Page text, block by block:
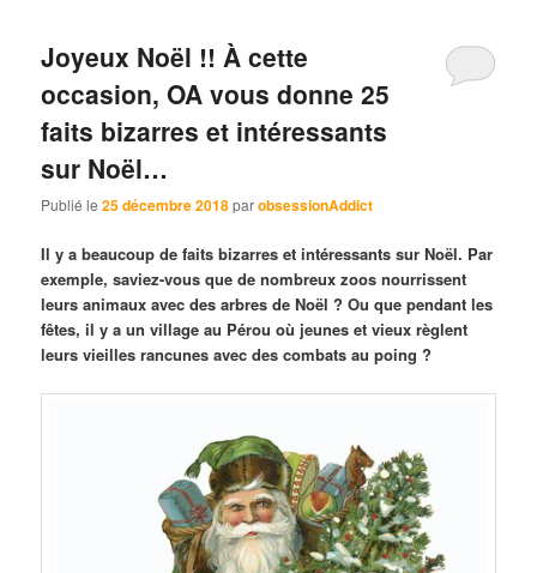
Joyeux Noël !! À cette
occasion, OA vous donne 25
faits bizarres et intéressants
sur Noël…
Publié le25 décembre 2018parobsessionAddict
Il y a beaucoup de faits bizarres et intéressants sur Noël. Par
exemple, saviez-vous que de nombreux zoos nourrissent
leurs animaux avec des arbres de Noël ? Ou que pendant les
fêtes, il y a un village au Pérou où jeunes et vieux règlent
leurs vieilles rancunes avec des combats au poing ?